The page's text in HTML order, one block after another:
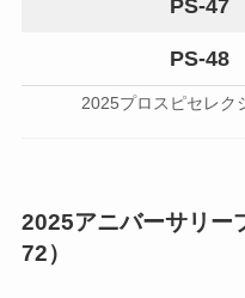
PS-47
PS-48
2025プロスピセレク
2025アニバーサリー
72）